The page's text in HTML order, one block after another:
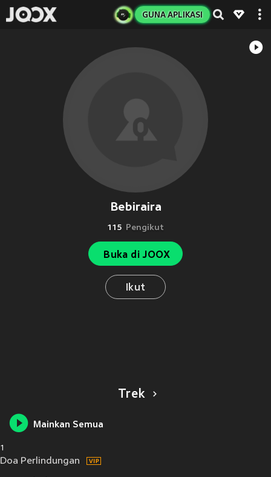
GUNA APLIKASI
Bebiraira
115 Pengikut
Buka di JOOX
Ikut
Trek
Mainkan Semua
1
Doa Perlindungan